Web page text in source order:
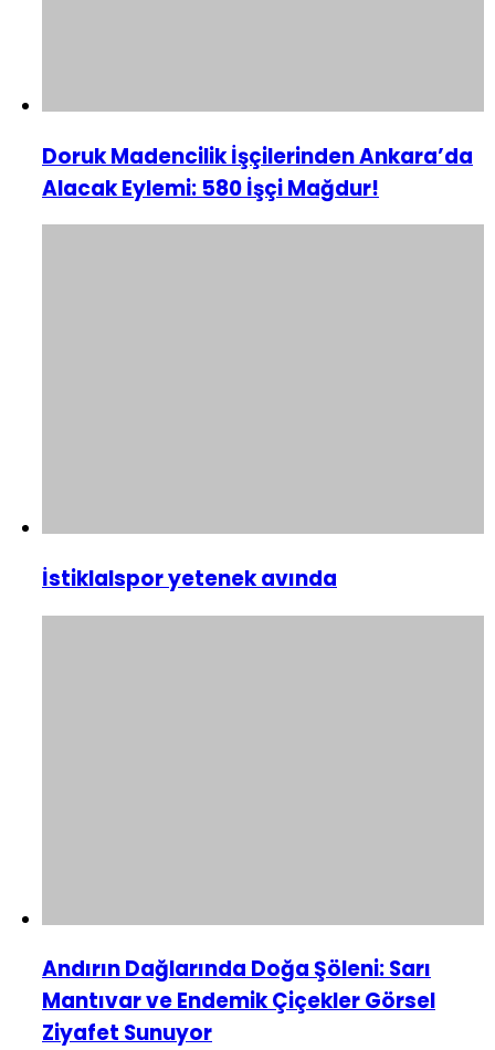
Doruk Madencilik İşçilerinden Ankara’da
Alacak Eylemi: 580 İşçi Mağdur!
İstiklalspor yetenek avında
Andırın Dağlarında Doğa Şöleni: Sarı
Mantıvar ve Endemik Çiçekler Görsel
Ziyafet Sunuyor